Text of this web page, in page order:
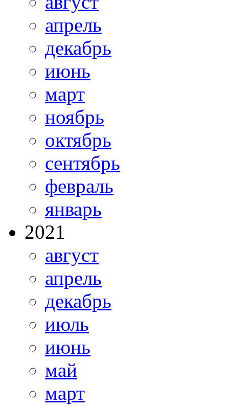
апрель
декабрь
июнь
март
ноябрь
октябрь
сентябрь
февраль
январь
2021
август
апрель
декабрь
июль
июнь
май
март